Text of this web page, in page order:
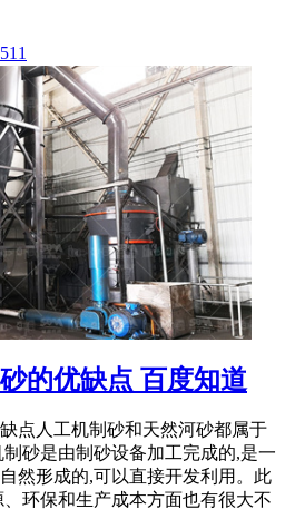
的优缺点 百度知道
点人工机制砂和天然河砂都属于
砂是由制砂设备加工完成的,是一
然形成的,可以直接开发利用。此
环保和生产成本方面也有很大不